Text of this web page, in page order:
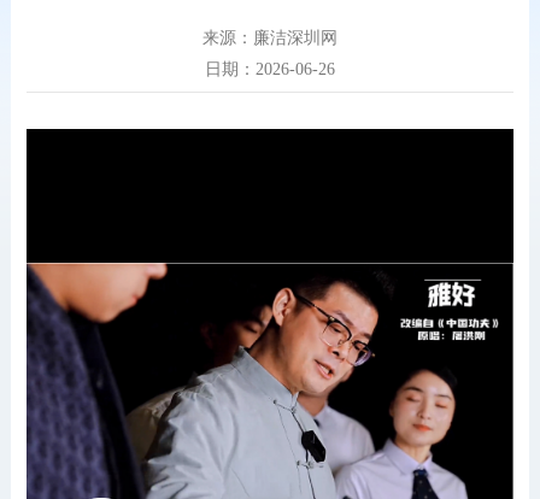
来源：廉洁深圳网
日期：2026-06-26